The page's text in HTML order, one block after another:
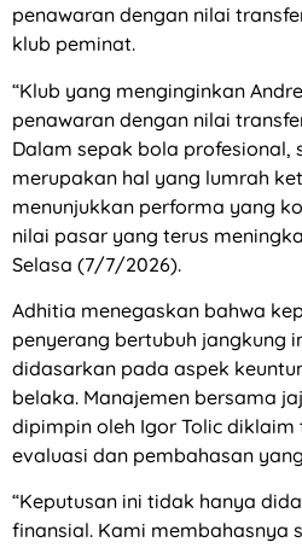
penawaran dengan nilai
klub peminat.
“Klub yang menginginkan
penawaran dengan nilai
Dalam sepak bola profesional,
merupakan hal yang lumrah
menunjukkan performa yang
nilai pasar yang terus
Selasa (7/7/2026).
Adhitia menegaskan bahwa
penyerang bertubuh jangkung
didasarkan pada aspek
belaka. Manajemen bersama
dipimpin oleh Igor Tolic
evaluasi dan pembahasan
“Keputusan ini tidak hanya
finansial. Kami membahasnya